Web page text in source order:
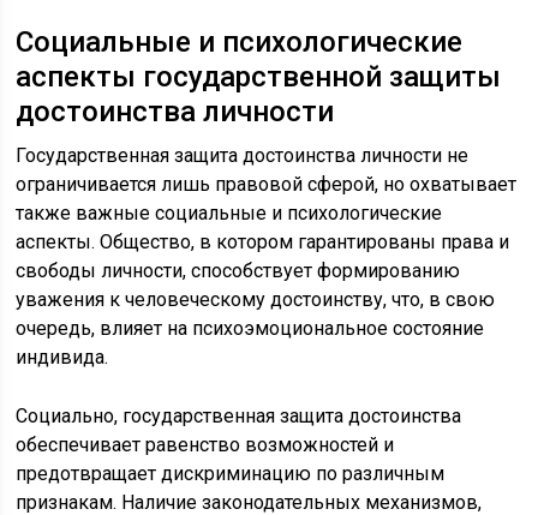
Социальные и психологические
аспекты государственной защиты
достоинства личности
Государственная защита достоинства личности не
ограничивается лишь правовой сферой, но охватывает
также важные социальные и психологические
аспекты. Общество, в котором гарантированы права и
свободы личности, способствует формированию
уважения к человеческому достоинству, что, в свою
очередь, влияет на психоэмоциональное состояние
индивида.
Социально, государственная защита достоинства
обеспечивает равенство возможностей и
предотвращает дискриминацию по различным
признакам. Наличие законодательных механизмов,